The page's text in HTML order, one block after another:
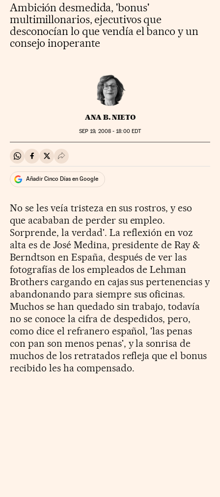
Ambición desmedida, 'bonus'
multimillonarios, ejecutivos que
desconocían lo que vendía el banco y un
consejo inoperante
ANA B. NIETO
SEP 19, 2008 - 18:00EDT
Compartir en Whatsapp
Compartir en Facebook
Compartir en Twitter
Desplegar Redes Sociales
Añadir Cinco Días en Google
No se les veía tristeza en sus rostros, y eso
que acababan de perder su empleo.
Sorprende, la verdad'. La reflexión en voz
alta es de José Medina, presidente de Ray &
Berndtson en España, después de ver las
fotografías de los empleados de Lehman
Brothers cargando en cajas sus pertenencias y
abandonando para siempre sus oficinas.
Muchos se han quedado sin trabajo, todavía
no se conoce la cifra de despedidos, pero,
como dice el refranero español, 'las penas
con pan son menos penas', y la sonrisa de
muchos de los retratados refleja que el bonus
recibido les ha compensado.